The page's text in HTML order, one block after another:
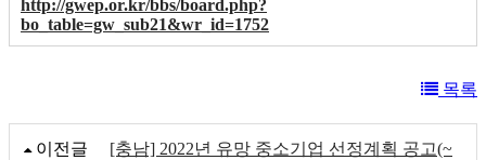
http://gwep.or.kr/bbs/board.php?
bo_table=gw_sub21&wr_id=1752
목록
이전글
[충남] 2022년 유망 중소기업 선정계획 공고(~